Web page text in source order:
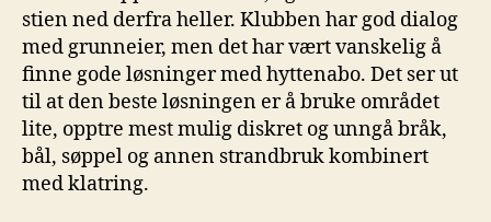
stien ned derfra heller. Klubben har god dialog
med grunneier, men det har vært vanskelig å
finne gode løsninger med hyttenabo. Det ser ut
til at den beste løsningen er å bruke området
lite, opptre mest mulig diskret og unngå bråk,
bål, søppel og annen strandbruk kombinert
med klatring.